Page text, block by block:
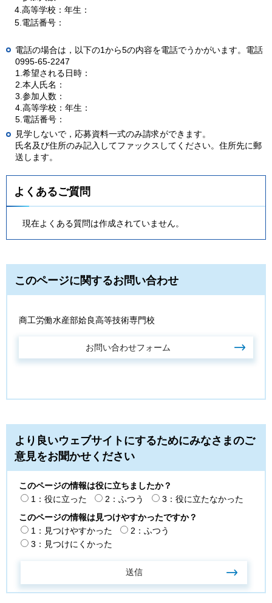
4. 高等学校：年生：
5. 電話番号：
電話の場合は，以下の1から5の内容を電話でうかがいます。電話
0995-65-2247
1.希望される日時：
2.本人氏名：
3.参加人数：
4.高等学校：年生：
5.電話番号：
見学しないで，応募資料一式のみ請求ができます。
氏名及び住所のみ記入してファックスしてください。住所先に郵
送します。
よくあるご質問
現在よくある質問は作成されていません。
このページに関するお問い合わせ
商工労働水産部姶良高等技術専門校
より良いウェブサイトにするためにみなさまのご
意見をお聞かせください
このページの情報は役に立ちましたか？
1：役に立った
2：ふつう
3：役に立たなかった
このページの情報は見つけやすかったですか？
1：見つけやすかった
2：ふつう
3：見つけにくかった